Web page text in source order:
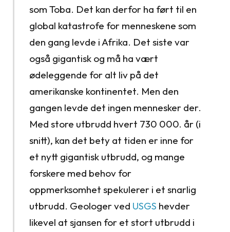
som Toba. Det kan derfor ha ført til en
global katastrofe for menneskene som
den gang levde i Afrika. Det siste var
også gigantisk og må ha vært
ødeleggende for alt liv på det
amerikanske kontinentet. Men den
gangen levde det ingen mennesker der.
Med store utbrudd hvert 730 000. år (i
snitt), kan det bety at tiden er inne for
et nytt gigantisk utbrudd, og mange
forskere med behov for
oppmerksomhet spekulerer i et snarlig
utbrudd. Geologer ved USGS hevder
likevel at sjansen for et stort utbrudd i